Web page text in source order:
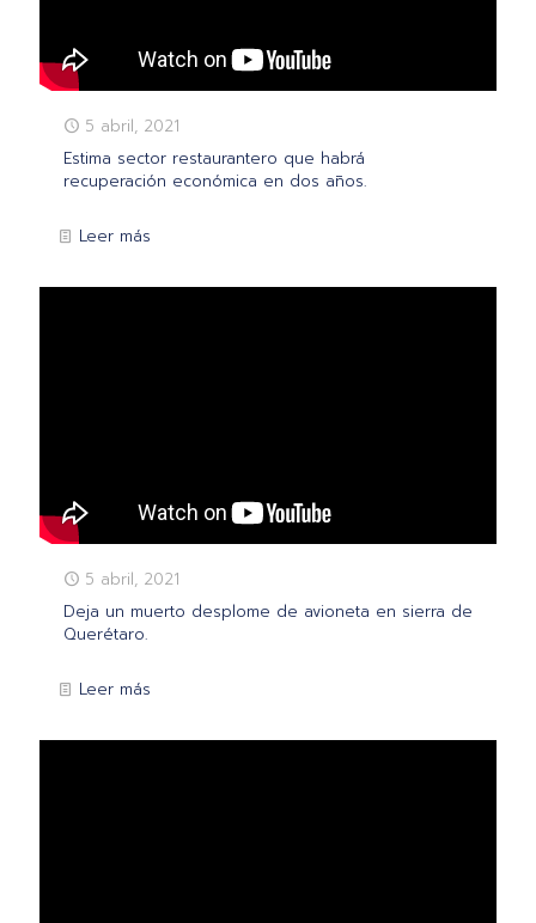
5 abril, 2021
Estima sector restaurantero que habrá
recuperación económica en dos años.
Leer más
5 abril, 2021
Deja un muerto desplome de avioneta en sierra de
Querétaro.
Leer más